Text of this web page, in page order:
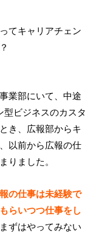
てキャリアチェン
業部にいて、中途
型ビジネスのカスタ
き、広報部からキ
以前から広報の仕
りました。
の仕事は未経験で
らいつつ仕事をし
ずはやってみない